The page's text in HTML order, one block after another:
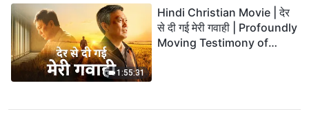
1:55:31
Hindi Christian Movie | देर
से दी गई मेरी गवाही | Profoundly
Moving Testimony of